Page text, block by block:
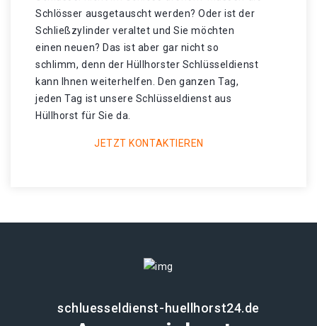
Schlösser ausgetauscht werden? Oder ist der
Schließzylinder veraltet und Sie möchten
einen neuen? Das ist aber gar nicht so
schlimm, denn der Hüllhorster Schlüsseldienst
kann Ihnen weiterhelfen. Den ganzen Tag,
jeden Tag ist unsere Schlüsseldienst aus
Hüllhorst für Sie da.
JETZT KONTAKTIEREN
schluesseldienst-huellhorst24.de